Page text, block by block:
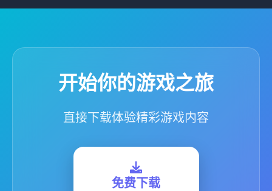
开始你的游戏之旅
直接下载体验精彩游戏内容
免费下载